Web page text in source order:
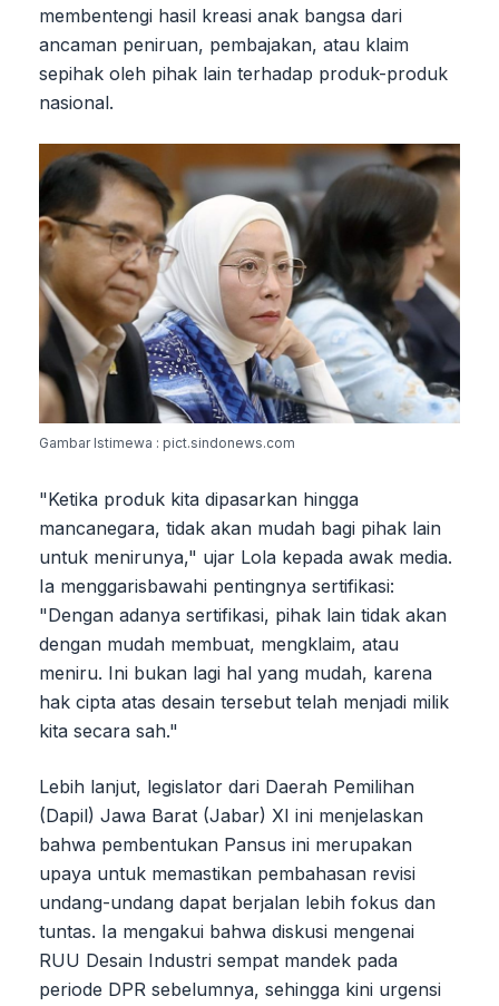
membentengi hasil kreasi anak bangsa dari
ancaman peniruan, pembajakan, atau klaim
sepihak oleh pihak lain terhadap produk-produk
nasional.
Gambar Istimewa : pict.sindonews.com
"Ketika produk kita dipasarkan hingga
mancanegara, tidak akan mudah bagi pihak lain
untuk menirunya," ujar Lola kepada awak media.
Ia menggarisbawahi pentingnya sertifikasi:
"Dengan adanya sertifikasi, pihak lain tidak akan
dengan mudah membuat, mengklaim, atau
meniru. Ini bukan lagi hal yang mudah, karena
hak cipta atas desain tersebut telah menjadi milik
kita secara sah."
Lebih lanjut, legislator dari Daerah Pemilihan
(Dapil) Jawa Barat (Jabar) XI ini menjelaskan
bahwa pembentukan Pansus ini merupakan
upaya untuk memastikan pembahasan revisi
undang-undang dapat berjalan lebih fokus dan
tuntas. Ia mengakui bahwa diskusi mengenai
RUU Desain Industri sempat mandek pada
periode DPR sebelumnya, sehingga kini urgensi